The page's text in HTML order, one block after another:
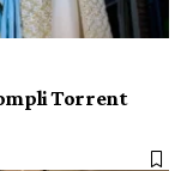
Torrent